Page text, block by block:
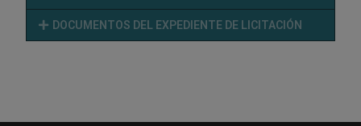
DOCUMENTOS DEL EXPEDIENTE DE LICITACIÓN